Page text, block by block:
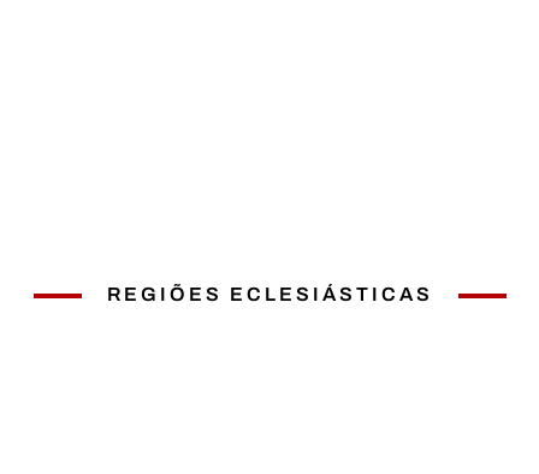
REGIÕES ECLESIÁSTICAS